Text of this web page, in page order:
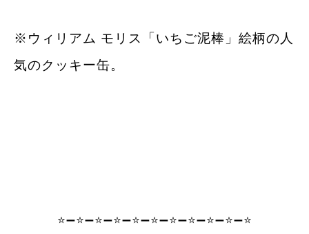
※ウィリアム モリス「いちご泥棒」絵柄の人
気のクッキー缶。
⭐️➖⭐️➖⭐️➖⭐️➖⭐️➖⭐️➖⭐️➖⭐️➖⭐️➖⭐️➖⭐️